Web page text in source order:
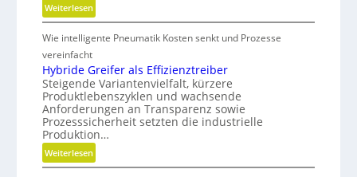
e
i
s
-
R
o
m
s
i
n
d
e
r
Weiterlesen:
M
e
h
o
d
e
n
f
ü
Wie intelligente Pneumatik Kosten senkt und Prozesse
vereinfacht
Hybride Greifer als Effizienztreiber
Steigende Variantenvielfalt, kürzere
Produktlebenszyklen und wachsende
Anforderungen an Transparenz sowie
Prozesssicherheit setzten die industrielle
Produktion…
Weiterlesen:
H